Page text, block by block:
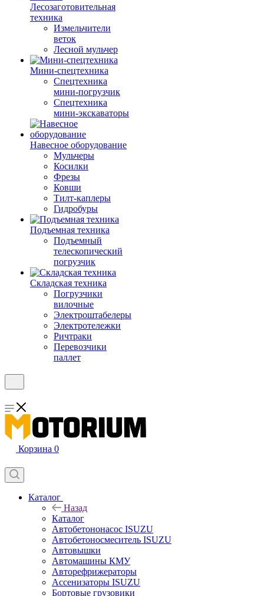
Лесозаготовительная
техника
Измельчители
веток
Лесной мульчер
Мини-спецтехника
Спецтехника
мини-погрузчик
Спецтехника
мини-экскаваторы
Навесное оборудование
Мульчеры
Косилки
Фрезы
Ковши
Тилт-каплеры
Гидробуры
Подъемная техника
Подъемный
телескопический
погрузчик
Складская техника
Погрузчики
вилочные
Электроштабелеры
Электротележки
Ричтраки
Перевозчики
паллет
Корзина 0
Каталог
Назад
Каталог
Автобетононасос ISUZU
Автобетоносмеситель ISUZU
Автовышки
Автомашины КМУ
Авторефрижераторы
Ассенизаторы ISUZU
Бортовые грузовики